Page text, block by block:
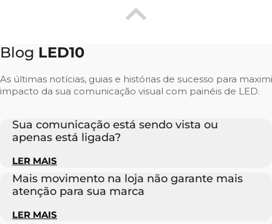
Blog LED10
As últimas notícias, guias e histórias de sucesso para
impacto da sua comunicação visual com painéis de LED.
Sua comunicação está sendo vista ou
apenas está ligada?
LER MAIS
Mais movimento na loja não garante mais
atenção para sua marca
LER MAIS